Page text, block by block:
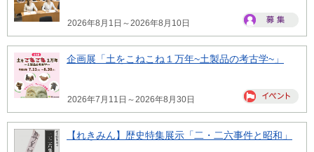
2026年8月1日～2026年8月10日
企画展「土をこねこね１万年~土製品の考古学~」
2026年7月11日～2026年8月30日
【れきみん】歴史特集展示「二・二六事件と昭和」